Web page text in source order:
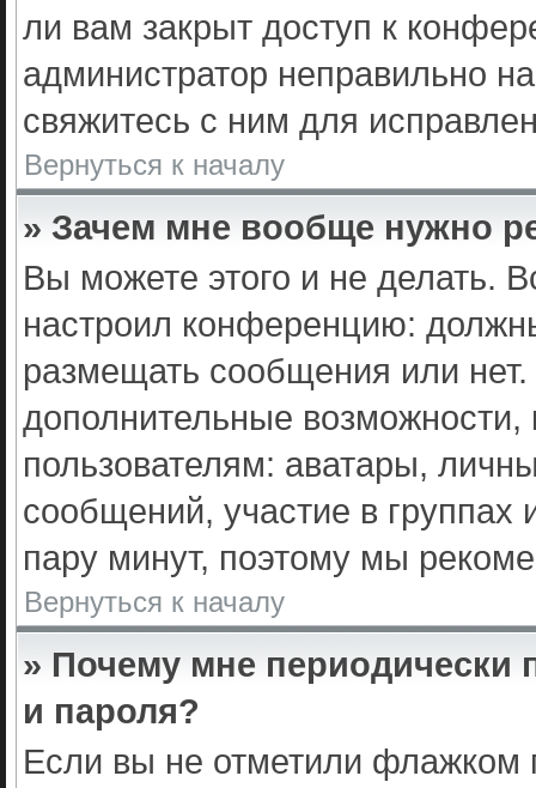
ли вам закрыт доступ к
администратор неправильно
свяжитесь с ним для
Вернуться к началу
» Зачем мне вообще нужно
Вы можете этого и не делать.
настроил конференцию:
размещать сообщения или
дополнительные
пользователям: аватары,
сообщений, участие в группах
пару минут, поэтому мы
Вернуться к началу
» Почему мне периодически
и пароля?
Если вы не отметили флажком